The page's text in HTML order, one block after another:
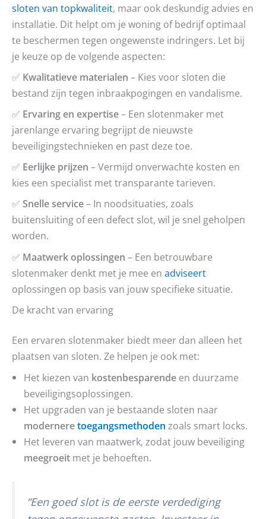
sloten van topkwaliteit, maar ook deskundig advies en
installatie. Dit helpt om je woning of bedrijf optimaal
te beschermen tegen ongewenste indringers. Let bij
je keuze op de volgende aspecten:
✅ Kwalitatieve materialen – Kies voor sloten die
bestand zijn tegen inbraakpogingen en vandalisme.
✅ Ervaring en expertise– Een slotenmaker met
jarenlange ervaring begrijpt de nieuwste
beveiligingstechnieken en past deze toe.
✅ Eerlijke prijzen – Vermijd onverwachte kosten en
kies een specialist met transparante tarieven.
✅ Snelle service– In noodsituaties, zoals
buitensluiting of een defect slot, wil je snel geholpen
worden.
✅ Maatwerk oplossingen – Een betrouwbare
slotenmaker denkt met je mee en adviseert
oplossingen op basis van jouw specifieke situatie.
De kracht van ervaring
Een ervaren slotenmaker biedt meer dan alleen het
plaatsen van sloten. Ze helpen je ook met:
Het kiezen van kostenbesparende en duurzame
beveiligingsoplossingen.
Het upgraden van je bestaande sloten naar
moderneretoegangsmethoden zoals smart locks.
Het leveren van maatwerk, zodat jouw beveiliging
meegroeit met je behoeften.
“Een goed slot is de eerste verdediging